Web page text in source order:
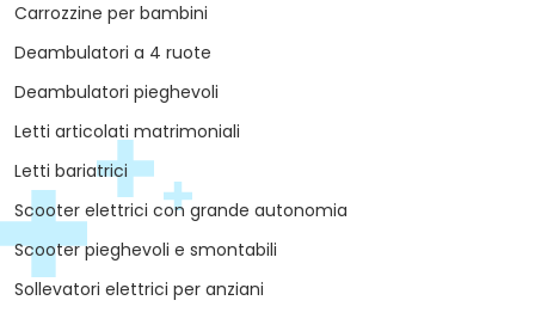
Carrozzine per bambini
Deambulatori a 4 ruote
Deambulatori pieghevoli
Letti articolati matrimoniali
Letti bariatrici
Scooter elettrici con grande autonomia
Scooter pieghevoli e smontabili
Sollevatori elettrici per anziani